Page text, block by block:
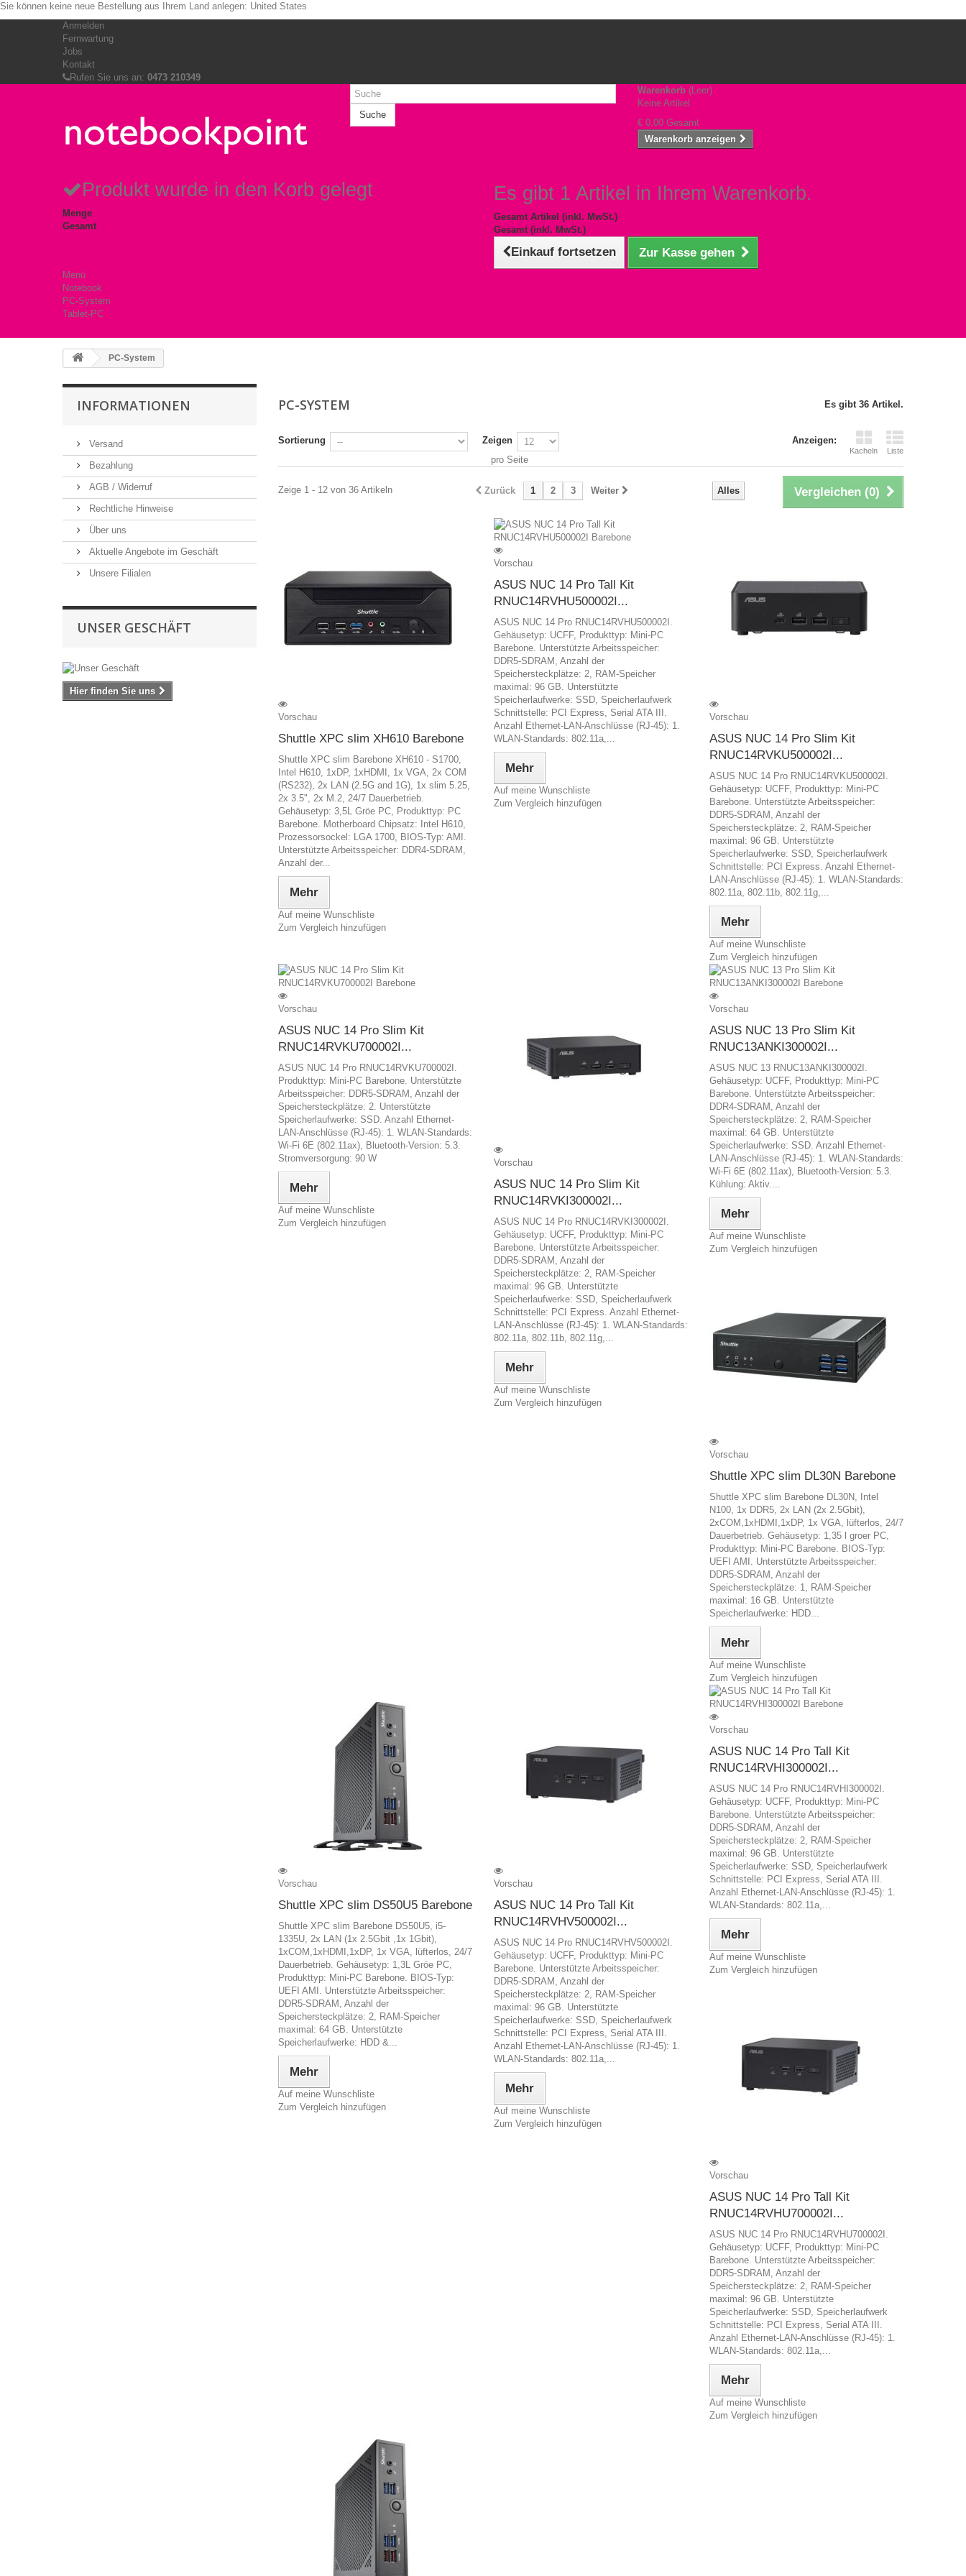
Sie können keine neue Bestellung aus Ihrem Land anlegen: United States
Anmelden
Fernwartung
Jobs
Kontakt
Rufen Sie uns an: 0473 210349
Suche
Warenkorb (Leer)
Keine Artikel
€ 0,00 Gesamt
Warenkorb anzeigen
Produkt wurde in den Korb gelegt
Menge
Gesamt
Es gibt 1 Artikel in Ihrem Warenkorb.
Gesamt Artikel (inkl. MwSt.)
Gesamt (inkl. MwSt.)
Einkauf fortsetzen Zur Kasse gehen
Menü
Notebook
PC-System
Tablet-PC
PC-System
INFORMATIONEN
Versand
Bezahlung
AGB / Widerruf
Rechtliche Hinweise
Über uns
Aktuelle Angebote im Geschäft
Unsere Filialen
UNSER GESCHÄFT
Hier finden Sie uns
PC-SYSTEM Es gibt 36 Artikel.
Anzeigen:
Kacheln Liste
Sortierung
Zeigen
pro Seite
Vergleichen (0)
Alles
Zurück 1 2 3 Weiter
Zeige 1 - 12 von 36 Artikeln
Vorschau
Shuttle XPC slim XH610 Barebone
Shuttle XPC slim Barebone XH610 - S1700,
Intel H610, 1xDP, 1xHDMI, 1x VGA, 2x COM
(RS232), 2x LAN (2.5G and 1G), 1x slim 5.25,
2x 3.5", 2x M.2, 24/7 Dauerbetrieb.
Gehäusetyp: 3,5L Gröe PC, Produkttyp: PC
Barebone. Motherboard Chipsatz: Intel H610,
Prozessorsockel: LGA 1700, BIOS-Typ: AMI.
Unterstützte Arbeitsspeicher: DDR4-SDRAM,
Anzahl der...
Mehr
Auf meine Wunschliste
Zum Vergleich hinzufügen
Vorschau
ASUS NUC 14 Pro Tall Kit
RNUC14RVHU500002I...
ASUS NUC 14 Pro RNUC14RVHU500002I.
Gehäusetyp: UCFF, Produkttyp: Mini-PC
Barebone. Unterstützte Arbeitsspeicher:
DDR5-SDRAM, Anzahl der
Speichersteckplätze: 2, RAM-Speicher
maximal: 96 GB. Unterstützte
Speicherlaufwerke: SSD, Speicherlaufwerk
Schnittstelle: PCI Express, Serial ATA III.
Anzahl Ethernet-LAN-Anschlüsse (RJ-45): 1.
WLAN-Standards: 802.11a,...
Mehr
Auf meine Wunschliste
Zum Vergleich hinzufügen
Vorschau
ASUS NUC 14 Pro Slim Kit
RNUC14RVKU500002I...
ASUS NUC 14 Pro RNUC14RVKU500002I.
Gehäusetyp: UCFF, Produkttyp: Mini-PC
Barebone. Unterstützte Arbeitsspeicher:
DDR5-SDRAM, Anzahl der
Speichersteckplätze: 2, RAM-Speicher
maximal: 96 GB. Unterstützte
Speicherlaufwerke: SSD, Speicherlaufwerk
Schnittstelle: PCI Express. Anzahl Ethernet-
LAN-Anschlüsse (RJ-45): 1. WLAN-Standards:
802.11a, 802.11b, 802.11g,...
Mehr
Auf meine Wunschliste
Zum Vergleich hinzufügen
Vorschau
ASUS NUC 14 Pro Slim Kit
RNUC14RVKU700002I...
ASUS NUC 14 Pro RNUC14RVKU700002I.
Produkttyp: Mini-PC Barebone. Unterstützte
Arbeitsspeicher: DDR5-SDRAM, Anzahl der
Speichersteckplätze: 2. Unterstützte
Speicherlaufwerke: SSD. Anzahl Ethernet-
LAN-Anschlüsse (RJ-45): 1. WLAN-Standards:
Wi-Fi 6E (802.11ax), Bluetooth-Version: 5.3.
Stromversorgung: 90 W
Mehr
Auf meine Wunschliste
Zum Vergleich hinzufügen
Vorschau
ASUS NUC 14 Pro Slim Kit
RNUC14RVKI300002I...
ASUS NUC 14 Pro RNUC14RVKI300002I.
Gehäusetyp: UCFF, Produkttyp: Mini-PC
Barebone. Unterstützte Arbeitsspeicher:
DDR5-SDRAM, Anzahl der
Speichersteckplätze: 2, RAM-Speicher
maximal: 96 GB. Unterstützte
Speicherlaufwerke: SSD, Speicherlaufwerk
Schnittstelle: PCI Express. Anzahl Ethernet-
LAN-Anschlüsse (RJ-45): 1. WLAN-Standards:
802.11a, 802.11b, 802.11g,...
Mehr
Auf meine Wunschliste
Zum Vergleich hinzufügen
Vorschau
ASUS NUC 13 Pro Slim Kit
RNUC13ANKI300002I...
ASUS NUC 13 RNUC13ANKI300002I.
Gehäusetyp: UCFF, Produkttyp: Mini-PC
Barebone. Unterstützte Arbeitsspeicher:
DDR4-SDRAM, Anzahl der
Speichersteckplätze: 2, RAM-Speicher
maximal: 64 GB. Unterstützte
Speicherlaufwerke: SSD. Anzahl Ethernet-
LAN-Anschlüsse (RJ-45): 1. WLAN-Standards:
Wi-Fi 6E (802.11ax), Bluetooth-Version: 5.3.
Kühlung: Aktiv....
Mehr
Auf meine Wunschliste
Zum Vergleich hinzufügen
Vorschau
Shuttle XPC slim DL30N Barebone
Shuttle XPC slim Barebone DL30N, Intel
N100, 1x DDR5, 2x LAN (2x 2.5Gbit),
2xCOM,1xHDMI,1xDP, 1x VGA, lüfterlos, 24/7
Dauerbetrieb. Gehäusetyp: 1,35 l groer PC,
Produkttyp: Mini-PC Barebone. BIOS-Typ:
UEFI AMI. Unterstützte Arbeitsspeicher:
DDR5-SDRAM, Anzahl der
Speichersteckplätze: 1, RAM-Speicher
maximal: 16 GB. Unterstützte
Speicherlaufwerke: HDD...
Mehr
Auf meine Wunschliste
Zum Vergleich hinzufügen
Vorschau
Shuttle XPC slim DS50U5 Barebone
Shuttle XPC slim Barebone DS50U5, i5-
1335U, 2x LAN (1x 2.5Gbit ,1x 1Gbit),
1xCOM,1xHDMI,1xDP, 1x VGA, lüfterlos, 24/7
Dauerbetrieb. Gehäusetyp: 1,3L Gröe PC,
Produkttyp: Mini-PC Barebone. BIOS-Typ:
UEFI AMI. Unterstützte Arbeitsspeicher:
DDR5-SDRAM, Anzahl der
Speichersteckplätze: 2, RAM-Speicher
maximal: 64 GB. Unterstützte
Speicherlaufwerke: HDD &...
Mehr
Auf meine Wunschliste
Zum Vergleich hinzufügen
Vorschau
ASUS NUC 14 Pro Tall Kit
RNUC14RVHV500002I...
ASUS NUC 14 Pro RNUC14RVHV500002I.
Gehäusetyp: UCFF, Produkttyp: Mini-PC
Barebone. Unterstützte Arbeitsspeicher:
DDR5-SDRAM, Anzahl der
Speichersteckplätze: 2, RAM-Speicher
maximal: 96 GB. Unterstützte
Speicherlaufwerke: SSD, Speicherlaufwerk
Schnittstelle: PCI Express, Serial ATA III.
Anzahl Ethernet-LAN-Anschlüsse (RJ-45): 1.
WLAN-Standards: 802.11a,...
Mehr
Auf meine Wunschliste
Zum Vergleich hinzufügen
Vorschau
ASUS NUC 14 Pro Tall Kit
RNUC14RVHI300002I...
ASUS NUC 14 Pro RNUC14RVHI300002I.
Gehäusetyp: UCFF, Produkttyp: Mini-PC
Barebone. Unterstützte Arbeitsspeicher:
DDR5-SDRAM, Anzahl der
Speichersteckplätze: 2, RAM-Speicher
maximal: 96 GB. Unterstützte
Speicherlaufwerke: SSD, Speicherlaufwerk
Schnittstelle: PCI Express, Serial ATA III.
Anzahl Ethernet-LAN-Anschlüsse (RJ-45): 1.
WLAN-Standards: 802.11a,...
Mehr
Auf meine Wunschliste
Zum Vergleich hinzufügen
Vorschau
ASUS NUC 14 Pro Tall Kit
RNUC14RVHU700002I...
ASUS NUC 14 Pro RNUC14RVHU700002I.
Gehäusetyp: UCFF, Produkttyp: Mini-PC
Barebone. Unterstützte Arbeitsspeicher:
DDR5-SDRAM, Anzahl der
Speichersteckplätze: 2, RAM-Speicher
maximal: 96 GB. Unterstützte
Speicherlaufwerke: SSD, Speicherlaufwerk
Schnittstelle: PCI Express, Serial ATA III.
Anzahl Ethernet-LAN-Anschlüsse (RJ-45): 1.
WLAN-Standards: 802.11a,...
Mehr
Auf meine Wunschliste
Zum Vergleich hinzufügen